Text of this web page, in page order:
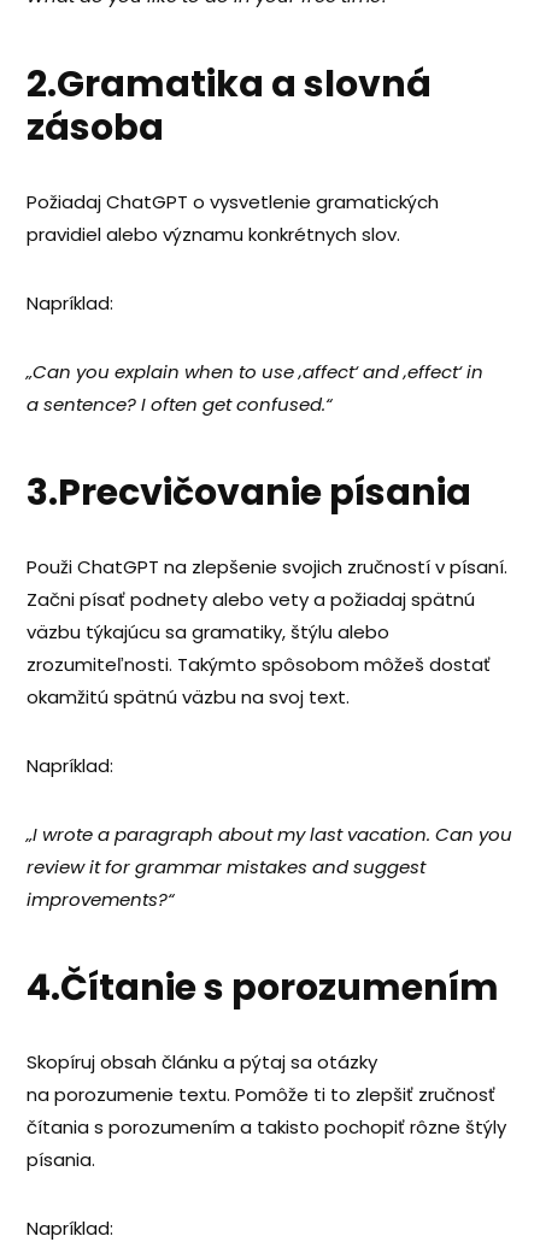
2.Gramatika a slovná
zásoba
Požiadaj ChatGPT o vysvetlenie gramatických
pravidiel alebo významu konkrétnych slov.
Napríklad:
„Can you explain when to use ‚affect‘ and ‚effect‘ in
a sentence? I often get confused.“
3.Precvičovanie písania
Použi ChatGPT na zlepšenie svojich zručností v písaní.
Začni písať podnety alebo vety a požiadaj spätnú
väzbu týkajúcu sa gramatiky, štýlu alebo
zrozumiteľnosti. Takýmto spôsobom môžeš dostať
okamžitú spätnú väzbu na svoj text.
Napríklad:
„I wrote a paragraph about my last vacation. Can you
review it for grammar mistakes and suggest
improvements?“
4.Čítanie s porozumením
Skopíruj obsah článku a pýtaj sa otázky
na porozumenie textu. Pomôže ti to zlepšiť zručnosť
čítania s porozumením a takisto pochopiť rôzne štýly
písania.
Napríklad: